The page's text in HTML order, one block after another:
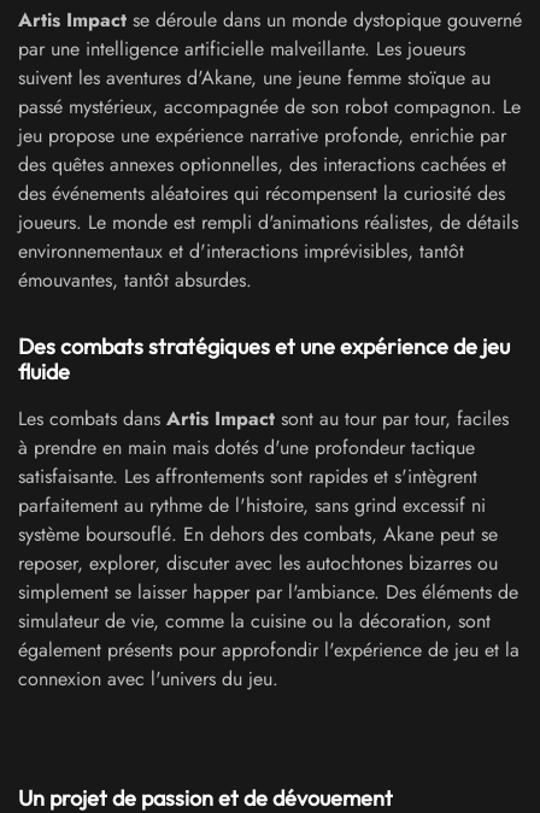
Artis Impact se déroule dans un monde dystopique gouverné
par une intelligence artificielle malveillante. Les joueurs
suivent les aventures d'Akane, une jeune femme stoïque au
passé mystérieux, accompagnée de son robot compagnon. Le
jeu propose une expérience narrative profonde, enrichie par
des quêtes annexes optionnelles, des interactions cachées et
des événements aléatoires qui récompensent la curiosité des
joueurs. Le monde est rempli d'animations réalistes, de détails
environnementaux et d'interactions imprévisibles, tantôt
émouvantes, tantôt absurdes.
Des combats stratégiques et une expérience de jeu
fluide
Les combats dans Artis Impact sont au tour par tour, faciles
à prendre en main mais dotés d'une profondeur tactique
satisfaisante. Les affrontements sont rapides et s'intègrent
parfaitement au rythme de l'histoire, sans grind excessif ni
système boursouflé. En dehors des combats, Akane peut se
reposer, explorer, discuter avec les autochtones bizarres ou
simplement se laisser happer par l'ambiance. Des éléments de
simulateur de vie, comme la cuisine ou la décoration, sont
également présents pour approfondir l'expérience de jeu et la
connexion avec l'univers du jeu.
Un projet de passion et de dévouement